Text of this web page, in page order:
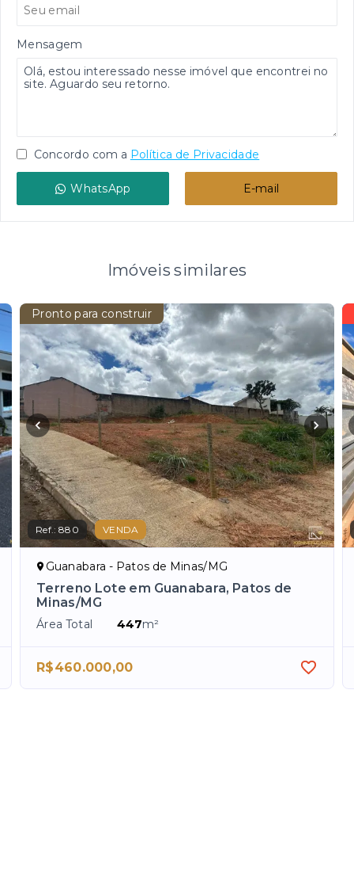
Mensagem
Concordo com a Política de Privacidade
WhatsApp E-mail
Imóveis similares
Pronto para construir
Ref.:880 VENDA
Guanabara - Patos de Minas/MG
Terreno Lote em Guanabara, Patos de
Minas/MG
Área Total 447m²
R$460.000,00